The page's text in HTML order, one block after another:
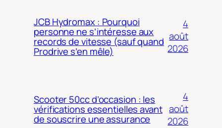
JCB Hydromax : Pourquoi
personne ne s’intéresse aux
records de vitesse (sauf quand
Prodrive s’en mêle)
4
août
2026
Scooter 50cc d’occasion : les
vérifications essentielles avant
de souscrire une assurance
4
août
2026